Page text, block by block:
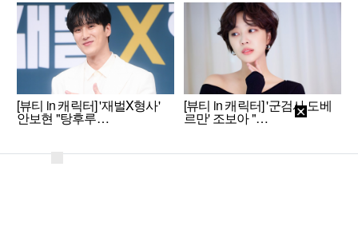
[뷰티 in 캐릭터] '재벌X형사'
안보현 "탕후루…
[뷰티 in 캐릭터] '군검사 도베
르만' 조보아 "…